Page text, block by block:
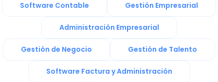
Software Contable Gestión Empresarial
Administración Empresarial
Gestión de Negocio Gestión de Talento
Software Factura y Administración